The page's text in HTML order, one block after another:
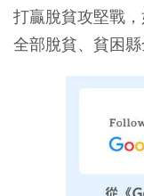
打贏脫貧攻堅戰
全部脫貧、貧困縣